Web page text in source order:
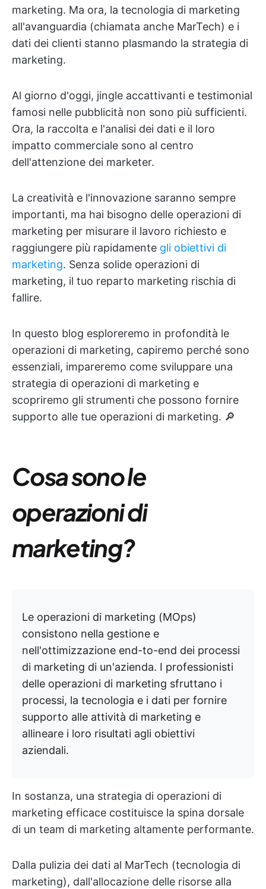
marketing. Ma ora, la tecnologia di marketing
all'avanguardia (chiamata anche MarTech) e i
dati dei clienti stanno plasmando la strategia di
marketing.
Al giorno d'oggi, jingle accattivanti e testimonial
famosi nelle pubblicità non sono più sufficienti.
Ora, la raccolta e l'analisi dei dati e il loro
impatto commerciale sono al centro
dell'attenzione dei marketer.
La creatività e l'innovazione saranno sempre
importanti, ma hai bisogno delle operazioni di
marketing per misurare il lavoro richiesto e
raggiungere più rapidamente gli obiettivi di
marketing. Senza solide operazioni di
marketing, il tuo reparto marketing rischia di
fallire.
In questo blog esploreremo in profondità le
operazioni di marketing, capiremo perché sono
essenziali, impareremo come sviluppare una
strategia di operazioni di marketing e
scopriremo gli strumenti che possono fornire
supporto alle tue operazioni di marketing. 🔎
Cosa sono le
operazioni di
marketing?
Le operazioni di marketing (MOps)
consistono nella gestione e
nell'ottimizzazione end-to-end dei processi
di marketing di un'azienda. I professionisti
delle operazioni di marketing sfruttano i
processi, la tecnologia e i dati per fornire
supporto alle attività di marketing e
allineare i loro risultati agli obiettivi
aziendali.
In sostanza, una strategia di operazioni di
marketing efficace costituisce la spina dorsale
di un team di marketing altamente performante.
Dalla pulizia dei dati al MarTech (tecnologia di
marketing), dall'allocazione delle risorse alla